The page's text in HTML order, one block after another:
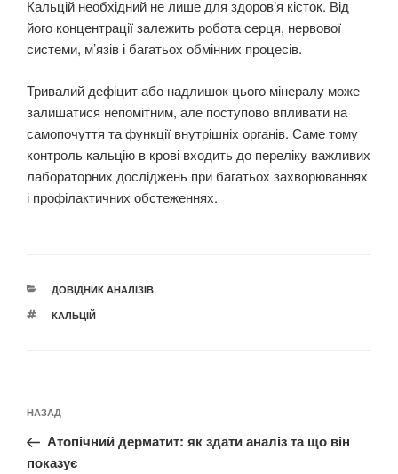
Кальцій необхідний не лише для здоров’я кісток. Від
його концентрації залежить робота серця, нервової
системи, м’язів і багатьох обмінних процесів.
Тривалий дефіцит або надлишок цього мінералу може
залишатися непомітним, але поступово впливати на
самопочуття та функції внутрішніх органів. Саме тому
контроль кальцію в крові входить до переліку важливих
лабораторних досліджень при багатьох захворюваннях
і профілактичних обстеженнях.
КАТЕГОРІЇ
ДОВІДНИК АНАЛІЗІВ
ПОЗНАЧКИ
КАЛЬЦІЙ
записів
Попередній
запис:
НАЗАД
Атопічний дерматит: як здати аналіз та що він
показує